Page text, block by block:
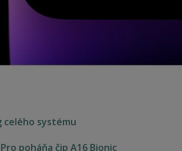
celého systému
poháňa čip A16 Bionic